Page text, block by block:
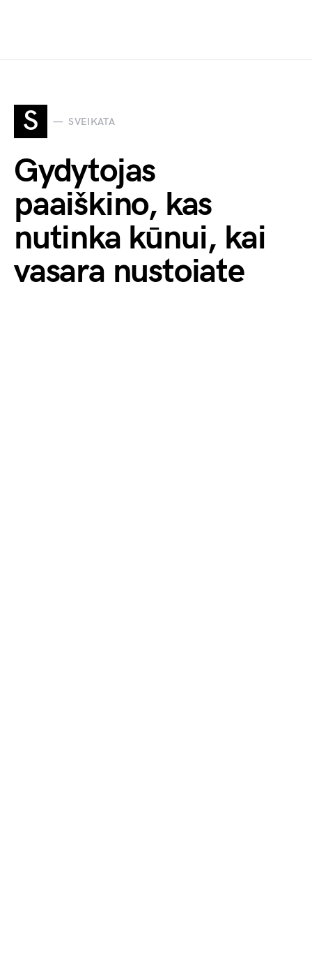
S SVEIKATA
Gydytojas
paaiškino, kas
nutinka kūnui, kai
vasarą nustojate